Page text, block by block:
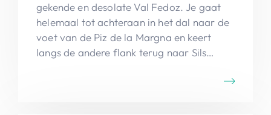
gekende en desolate Val Fedoz. Je gaat
helemaal tot achteraan in het dal naar de
voet van de Piz de la Margna en keert
langs de andere flank terug naar Sils